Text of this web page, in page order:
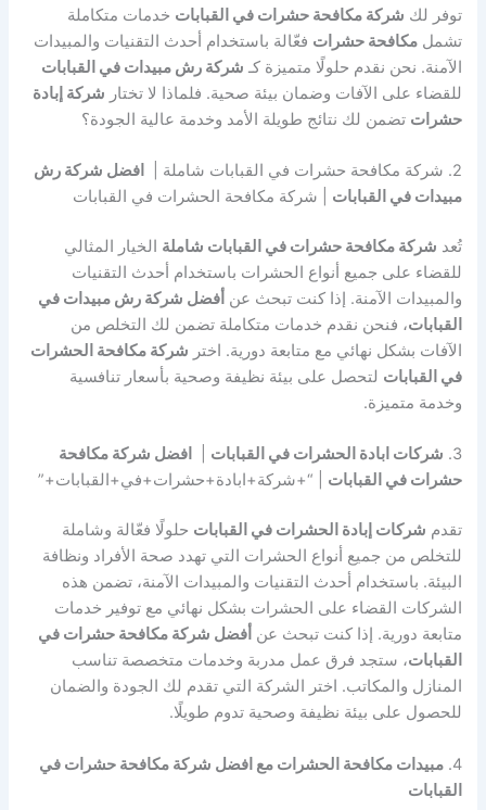
توفر لك شركة مكافحة حشرات في القبابات خدمات متكاملة
تشملمكافحة حشرات فعّالة باستخدام أحدث التقنيات والمبيدات
الآمنة. نحن نقدم حلولًا متميزة كـ شركة رش مبيدات في القبابات
للقضاء على الآفات وضمان بيئة صحية. فلماذا لا تختار شركة إبادة
حشرات تضمن لك نتائج طويلة الأمد وخدمة عالية الجودة؟
2. شركة مكافحة حشرات في القبابات شاملة |
افضل شركة رش
مبيدات في القبابات | شركة مكافحة الحشرات في القبابات
تُعد شركة مكافحة حشرات في القبابات شاملة الخيار المثالي
للقضاء على جميع أنواع الحشرات باستخدام أحدث التقنيات
والمبيدات الآمنة. إذا كنت تبحث عن أفضل شركة رش مبيدات في
القبابات، فنحن نقدم خدمات متكاملة تضمن لك التخلص من
الآفات بشكل نهائي مع متابعة دورية. اختر شركة مكافحة الحشرات
في القبابات لتحصل على بيئة نظيفة وصحية بأسعار تنافسية
وخدمة متميزة.
3. شركات ابادة الحشرات في القبابات
افضل شركة مكافحة
حشرات في القبابات | “+شركة+ابادة+حشرات+في+القبابات+”
تقدم شركات إبادة الحشرات في القبابات حلولًا فعّالة وشاملة
للتخلص من جميع أنواع الحشرات التي تهدد صحة الأفراد ونظافة
البيئة. باستخدام أحدث التقنيات والمبيدات الآمنة، تضمن هذه
الشركات القضاء على الحشرات بشكل نهائي مع توفير خدمات
متابعة دورية. إذا كنت تبحث عن أفضل شركة مكافحة حشرات في
القبابات، ستجد فرق عمل مدربة وخدمات متخصصة تناسب
المنازل والمكاتب. اختر الشركة التي تقدم لك الجودة والضمان
للحصول على بيئة نظيفة وصحية تدوم طويلًا.
4. مبيدات مكافحة الحشرات مع افضل شركة مكافحة حشرات في
القبابات